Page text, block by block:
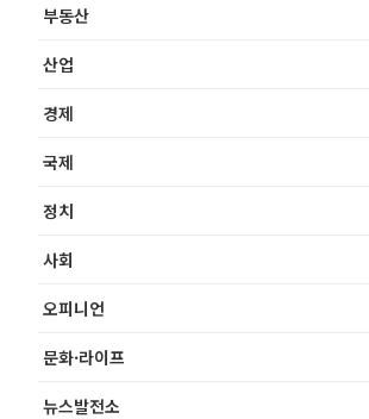
부동산
산업
경제
국제
정치
사회
오피니언
문화·라이프
뉴스발전소